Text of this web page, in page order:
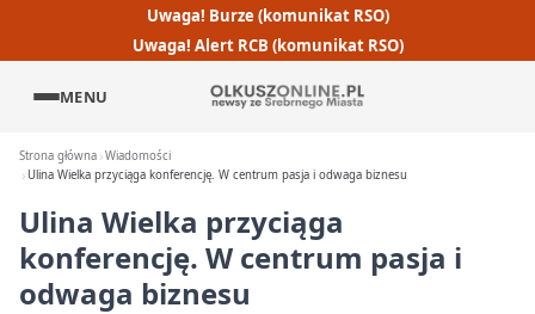
Uwaga! Burze (komunikat RSO)
Uwaga! Alert RCB (komunikat RSO)
MENU
Strona główna Wiadomości
Ulina Wielka przyciąga konferencję. W centrum pasja i odwaga biznesu
Ulina Wielka przyciąga
konferencję. W centrum pasja i
odwaga biznesu